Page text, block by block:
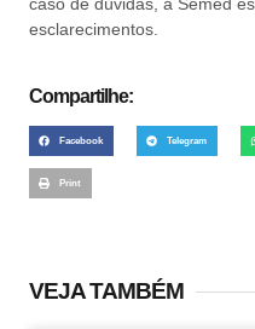
caso de dúvidas, a Semed
esclarecimentos.
Compartilhe:
Facebook Telegram
Print
VEJA TAMBÉM